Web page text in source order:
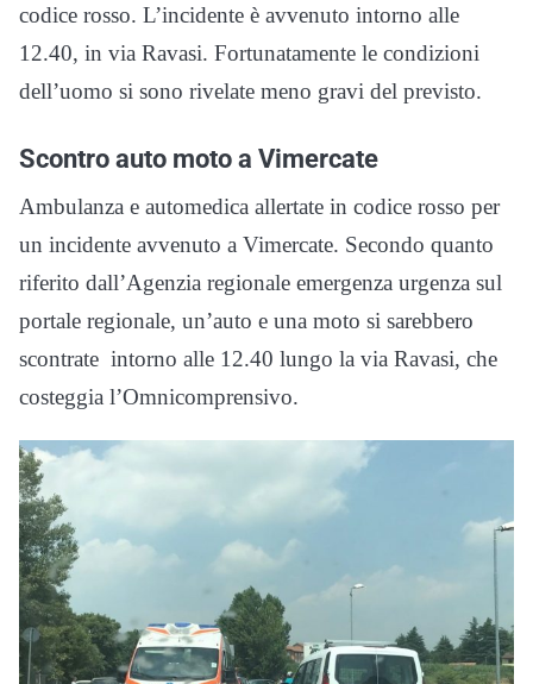
codice rosso. L’incidente è avvenuto intorno alle
12.40, in via Ravasi. Fortunatamente le condizioni
dell’uomo si sono rivelate meno gravi del previsto.
Scontro auto moto a Vimercate
Ambulanza e automedica allertate in codice rosso per
un incidente avvenuto a Vimercate. Secondo quanto
riferito dall’Agenzia regionale emergenza urgenza sul
portale regionale, un’auto e una moto si sarebbero
scontrate intorno alle 12.40 lungo la via Ravasi, che
costeggia l’Omnicomprensivo.